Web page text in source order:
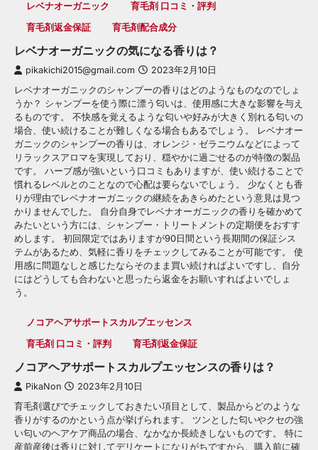
レベナオーガニック
育毛剤 口コミ・評判
育毛剤返金保証
育毛剤配合成分
レベナオーガニックの気になる香りは？
pikakichi2015@gmail.com 2023年2月10日
レベナオーガニックのシャンプーの香りはどのようなものなのでしょ
うか？ シャンプーを使う際に漂う匂いは、使用感に大きな影響を与え
るものです。 不快感を覚えるような匂いや好みが大きく別れる匂いの
場合、使い続けることが難しくなる場合もあるでしょう。 レベナオー
ガニックのシャンプーの香りは、オレンジ・ゼラニウムなどによって
リラックスアロマを実現しており、穏やかに過ごせるのが特徴の製品
です。 ハーブ感が強いという口コミもありますが、使い続けることで
慣れるレベルとのことなので心配は要らないでしょう。 少なくとも香
りが理由でレベナオーガニックの継続をあきらめたという意見は見つ
かりませんでした。 自分自身でレベナオーガニックの香りを確かめて
みたいという方には、シャンプー・トリートメントの定期便をおすす
めします。 初回限定ではありますが90日間という長期間の保証シス
テムがあるため、気軽に香りをチェックしてみることが可能です。 使
用感に問題なしと感じたならそのまま買い続ければよいですし、自分
にはどうしても合わないと思ったら返金をお願いすればよいでしょ
う。
ノコアヘアサポートスカルプエッセンス
育毛剤 口コミ・評判
育毛剤返金保証
ノコアヘアサポートスカルプエッセンスの香りは？
PikaNon 2023年2月10日
育毛剤選びでチェックしておきたい項目として、製品からどのような
香りがするのかという点が挙げられます。 ツンとした匂いやクセの強
い匂いのヘアケア商品の場合、なかなか長続きしないものです。 特に
産前産後は香りに対してデリケートになりがちですから、購入前に確